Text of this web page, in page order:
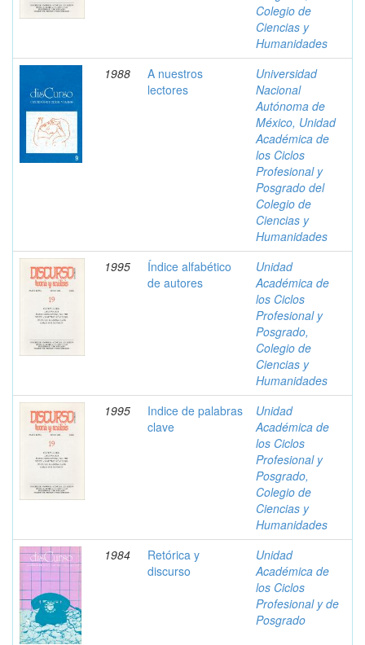
Colegio de
Ciencias y
Humanidades
1988
A nuestros
lectores
Universidad
Nacional
Autónoma de
México, Unidad
Académica de
los Ciclos
Profesional y
Posgrado del
Colegio de
Ciencias y
Humanidades
1995
Índice alfabético
de autores
Unidad
Académica de
los Ciclos
Profesional y
Posgrado,
Colegio de
Ciencias y
Humanidades
1995
Indice de palabras
clave
Unidad
Académica de
los Ciclos
Profesional y
Posgrado,
Colegio de
Ciencias y
Humanidades
1984
Retórica y
discurso
Unidad
Académica de
los Ciclos
Profesional y de
Posgrado